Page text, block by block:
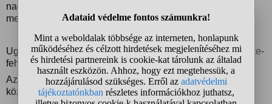
nagyon nagyon negatívan beszél, és mindig kiemeli, hogy
mennyire lenézi Őket...
Ugyan nagy centrista, és szerinte nem kéne a világot fekete-
fehérben szemlélni, Ő a prolik esetében mégis ezt teszi.
Azt el sem tudja képzelni, hogy "prolik" és "értelmiségiek"
között van egy igencsak népes réteg.